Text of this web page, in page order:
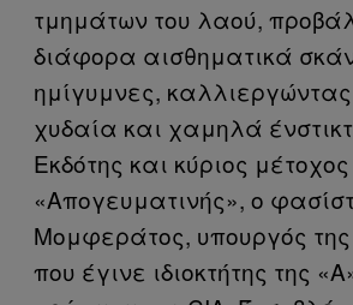
τμημάτων του λαού,
διάφορα αισθηματικά
ημίγυμνες,
χυδαία και χαμηλά
Εκδότης και κύριος μέτοχος
«Απογευματινής», ο
Μομφεράτος, υπουργός
που έγινε ιδιοκτήτης της